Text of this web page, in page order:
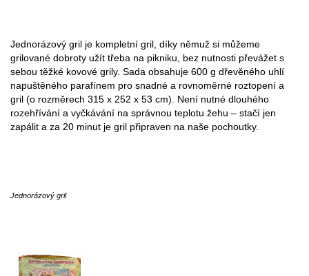
Jednorázový gril je kompletní gril, díky němuž si můžeme
grilované dobroty užít třeba na pikniku, bez nutnosti převážet s
sebou těžké kovové grily. Sada obsahuje 600 g dřevěného uhlí
napuštěného parafínem pro snadné a rovnoměrné roztopení a
gril (o rozměrech 315 x 252 x 53 cm). Není nutné dlouhého
rozehřívání a vyčkávání na správnou teplotu žehu – stačí jen
zapálit a za 20 minut je gril připraven na naše pochoutky.
Jednorázový gril